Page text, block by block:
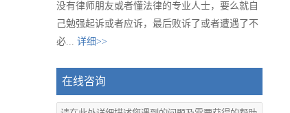
没有律师朋友或者懂法律的专业人士，要么就自
己勉强起诉或者应诉，最后败诉了或者遭遇了不
必... 详细>>
在线咨询